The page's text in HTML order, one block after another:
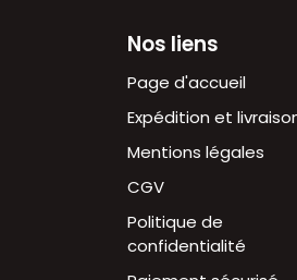
Nos liens
Page d'accueil
Expédition et
Mentions légales
CGV
Politique de
confidentialité